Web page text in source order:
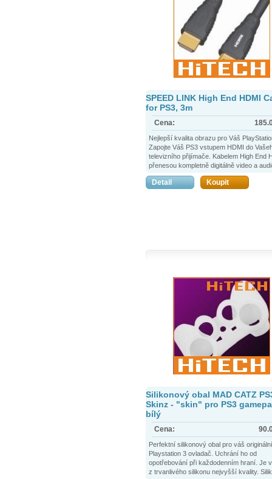
SPEED LINK High End HDMI
for PS3, 3m
Cena:
Nejlepší kvalita obrazu pro Váš
Zapojte Váš PS3 vstupem HDMI do
televizního přijímače. Kabelem High End
přenesou kompletně digitálně video a
Díky 24 karátů pozlaceným přípojům,
vysoce kvalitní mědi a vysoce kvalitně
Detail Koupit
Silikonový obal MAD CATZ
Skinz - "skin" pro PS3
bílý
Cena:
Perfektní silikonový obal pro váš
Playstation 3 ovladač. Uchrání ho od
opotřebování při každodenním hraní. Je
z trvanlivého silikonu nejvyšší kvality.